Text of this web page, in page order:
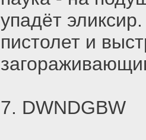
упадёт
пистолет и
7. DWNDGBW